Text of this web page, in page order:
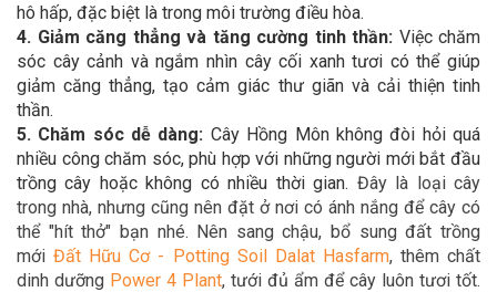
hô hấp, đặc biệt là trong môi trường điều hòa.
4. Giảm căng thẳng và tăng cường tinh thần: Việc chăm
sóc cây cảnh và ngắm nhìn cây cối xanh tươi có thể giúp
giảm căng thẳng, tạo cảm giác thư giãn và cải thiện tinh
thần.
5. Chăm sóc dễ dàng: Cây Hồng Môn không đòi hỏi quá
nhiều công chăm sóc, phù hợp với những người mới bắt đầu
trồng cây hoặc không có nhiều thời gian. Đây là loại cây
trong nhà, nhưng cũng nên đặt ở nơi có ánh nắng để cây có
thể "hít thở" bạn nhé. Nên sang chậu, bổ sung đất trồng
mớiĐất Hữu Cơ - Potting Soil Dalat Hasfarm, thêm chất
dinh dưỡng Power 4 Plant, tưới đủ ẩm để cây luôn tươi tốt.